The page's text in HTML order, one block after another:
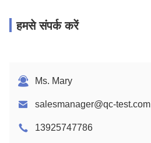
हमसे संपर्क करें
Ms. Mary
salesmanager@qc-test.com
13925747786